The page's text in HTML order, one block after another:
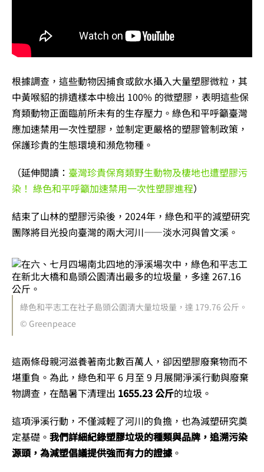
根據調查，這些動物因捕食或飲水攝入大量塑膠微粒，其
中黃喉貂的排遺樣本中檢出 100% 的微塑膠，表明這些保
育類動物正面臨前所未有的生存壓力。綠色和平呼籲臺灣
應加速禁用一次性塑膠，並制定更嚴格的塑膠管制政策，
保護珍貴的生態環境和瀕危物種。
（延伸閱讀： 臺灣珍貴保育類野生動物及棲地也遭塑膠污
染！ 綠色和平呼籲加速禁用一次性塑膠進程）
結束了山林的塑膠污染後，2024年，綠色和平的減塑研究
團隊將目光投向臺灣的兩大河川——淡水河與曾文溪。
綠色和平志工在社子島頭公園清大量垃圾量，達 179.76 公斤。
© Greenpeace
這兩條母親河滋養著南北數百萬人，卻因塑膠廢棄物而不
堪重負。為此，綠色和平 6 月至 9 月展開淨溪行動與廢棄
物調查，在酷暑下清理出 1655.23 公斤的垃圾。
這項淨溪行動，不僅減輕了河川的負擔，也為減塑研究奠
定基礎。 我們詳細紀錄塑膠垃圾的種類與品牌，追溯污染
源頭，為減塑倡議提供強而有力的證據 。